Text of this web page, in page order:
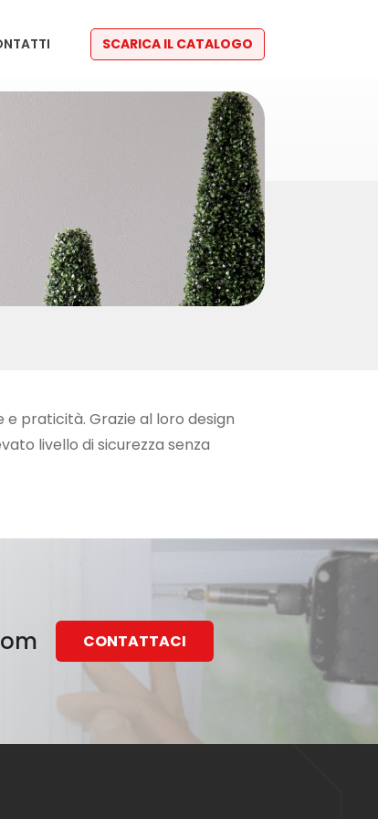
SCARICA IL CATALOGO
praticità. Grazie al loro design
livello di sicurezza senza
CONTATTACI